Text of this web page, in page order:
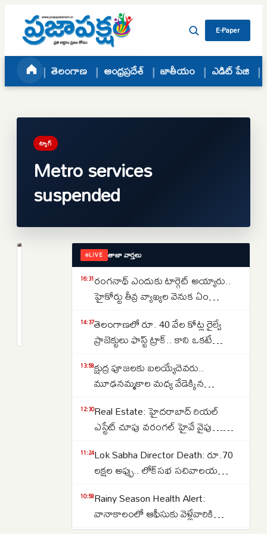
Skip to content
E-Paper
తెలంగాణ ఆంధ్రప్రదేశ్ జాతీయం ఎడిట్ పేజి
ట్యాగ్
Metro services
suspended
మెట్రోసర్వీసులు
LIVE తాజా వార్తలు
16:31రంగనాథ్ ఎందుకు టార్గెట్ అయ్యారు..
హైకోర్టు తీవ్ర వ్యాఖ్యల వెనుక ఏం
14:37తెలంగాణలో రూ. 40 వేల కోట్ల రైల్వే
ప్రాజెక్టులు ఫాస్ట్ ట్రాక్.. కాని ఒకటే
13:58క్షుద్ర పూజలకు బలయ్యేదెవరు..
మూఢనమ్మకాల మధ్య వేడెక్కిన
12:30Real Estate: హైదరాబాద్ రియల్
ఎస్టేట్ చూపు వరంగల్ హైవే వైపు…
చూస్తున్న మిడిల్ క్లాస్..
11:24Lok Sabha Director Death: రూ.70
లక్షల అప్పు.. లోక్‌సభ సచివాలయ
సూసైడ్ నోట్..
10:58Rainy Season Health Alert:
వానాకాలంలో ఆఫీసుకు వెళ్లేవారికి
అలర్ట్.. ఈ ప్రమాదకర ఇన్‌ఫెక్షన్లతో